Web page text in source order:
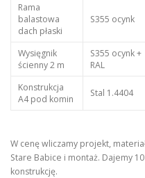
Rama
balastowa
dach płaski
S355 ocynk
Wysięgnik
ścienny 2 m
S355 ocynk +
RAL
Konstrukcja
A4 pod komin
Stal 1.4404
W cenę wliczamy projekt,
Stare Babice i montaż. Dajemy
konstrukcję.